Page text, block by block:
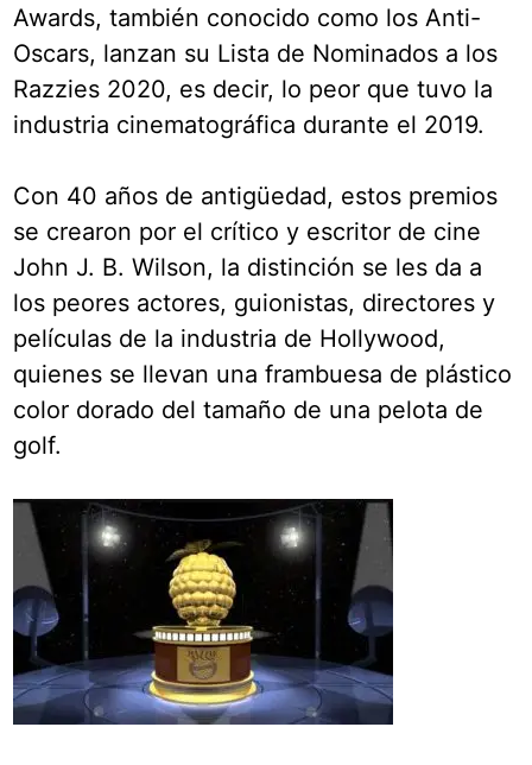
Awards, también conocido como los Anti-
Oscars, lanzan su Lista de Nominados a los
Razzies 2020, es decir, lo peor que tuvo la
industria cinematográfica durante el 2019.
Con 40 años de antigüedad, estos premios
se crearon por el crítico y escritor de cine
John J. B. Wilson, la distinción se les da a
los peores actores, guionistas, directores y
películas de la industria de Hollywood,
quienes se llevan una frambuesa de plástico
color dorado del tamaño de una pelota de
golf.